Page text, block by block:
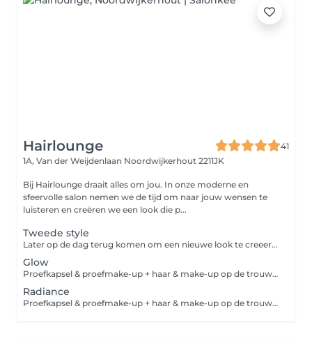
Hairlounge
41
1A, Van der Weijdenlaan Noordwijkerhout 2211JK
Bij Hairlounge draait alles om jou. In onze moderne en
sfeervolle salon nemen we de tijd om naar jouw wensen te
luisteren en creëren we een look die p...
Tweede style
Later op de dag terug komen om een nieuwe look te creeeren
Glow
Proefkapsel & proefmake-up + haar & make-up op de trouwdag
Radiance
Proefkapsel & proefmake-up + haar & make-up op de trouwdag + 1 bruidsgast